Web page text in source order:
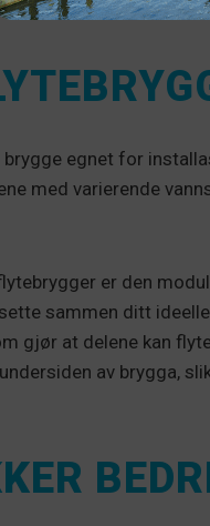
egnet for
med varierende
er den
sammen ditt
gjør at delene kan
av brygga,